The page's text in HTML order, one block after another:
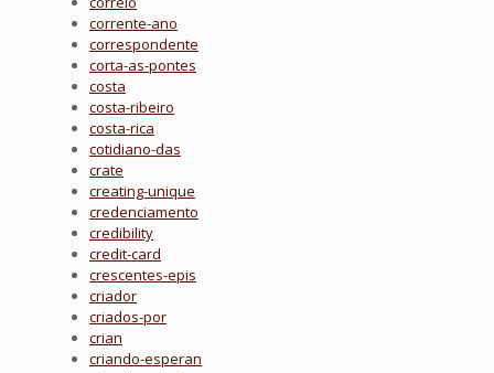
corrente-ano
correspondente
corta-as-pontes
costa
costa-ribeiro
costa-rica
cotidiano-das
crate
creating-unique
credenciamento
credibility
credit-card
crescentes-epis
criador
criados-por
crian
criando-esperan